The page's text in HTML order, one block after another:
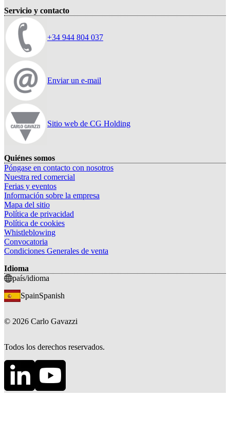
Servicio y contacto
+34 944 804 037
Enviar un e-mail
Sitio web de CG Holding
Quiénes somos
Póngase en contacto con nosotros
Nuestra red comercial
Ferias y eventos
Información sobre la empresa
Mapa del sitio
Política de privacidad
Política de cookies
Whistleblowing
Convocatoria
Condiciones Generales de venta
Idioma
país/idioma
SpainSpanish
© 2026 Carlo Gavazzi
Todos los derechos reservados.